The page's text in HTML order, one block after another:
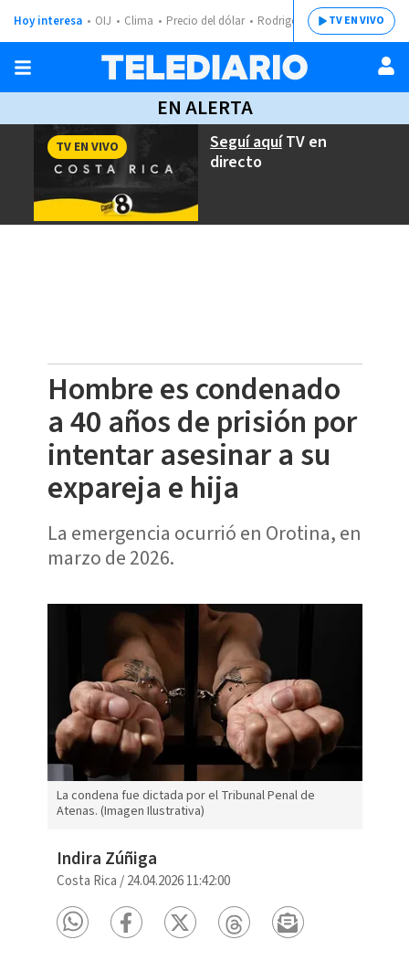
Hoy interesa OIJ Clima Precio del dólar Rodrigo ChavesTV EN VIVO
EN ALERTA
Seguí aquíTV en
directo
TV EN VIVO
Hombre es condenado
a 40 años de prisión por
intentar asesinar a su
expareja e hija
La emergencia ocurrió en Orotina, en
marzo de 2026.
La condena fue dictada por el Tribunal Penal de
Atenas. (Imagen Ilustrativa)
Indira Zúñiga
Costa Rica /24.04.2026 11:42:00